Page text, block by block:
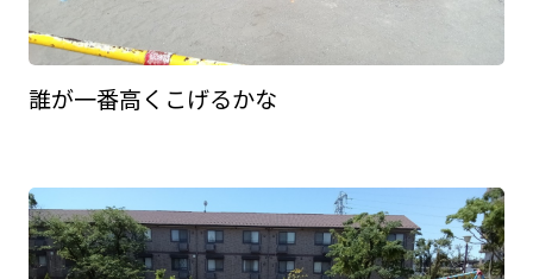
誰が一番高くこげるかな